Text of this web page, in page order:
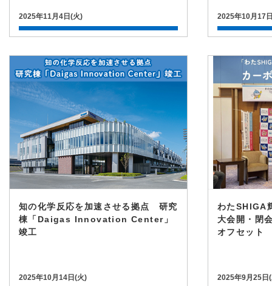
2025年11月4日(火) 2025年10月17
知の化学反応を加速させる拠点 研究
棟「Daigas Innovation Center」
竣工
2025年10月14日(火)
わたSHIGA
大会開・閉
オフセット
2025年9月25日